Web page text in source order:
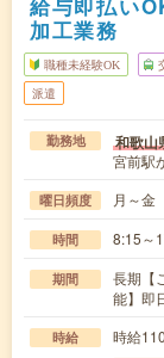
給与即払い
加工業務
職種未経験OK
派遣
勤務地 和歌山
宮前駅
曜日頻度 月～金
時間 8:15～
期間
長期【
能】即
時給 時給